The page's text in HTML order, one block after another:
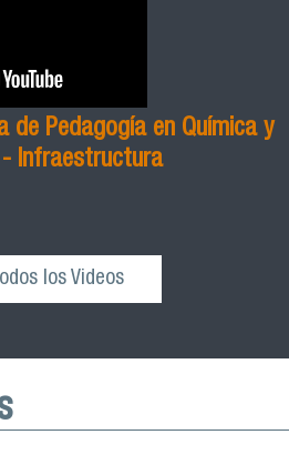
de Pedagogía en Química y
- Infraestructura
los Videos